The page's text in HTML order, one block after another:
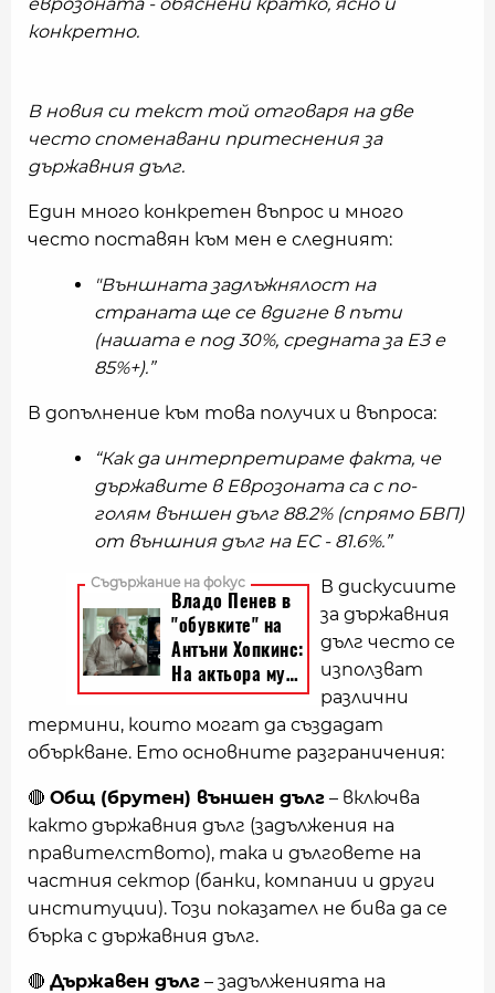
конкретно.
В новия си текст той отговаря на две
често споменавани притеснения за
държавния дълг.
Един много конкретен въпрос и много
често поставян към мен е следният:
"Външната задлъжнялост на
страната ще се вдигне в пъти
(нашата е под 30%, средната за ЕЗ е
85%+).”
В допълнение към това получих и въпроса:
“Как да интерпретираме факта, че
държавите в Еврозоната са с по-
голям външен дълг 88.2% (спрямо БВП)
от външния дълг на ЕС - 81.6%.”
В дискусиите
за държавния
дълг често се
използват
различни
термини, които могат да създадат
объркване. Ето основните разграничения:
🔴 Общ (брутен) външен дълг – включва
както държавния дълг (задължения на
правителството), така и дълговете на
частния сектор (банки, компании и други
институции). Този показател не бива да се
бърка с държавния дълг.
🔴 Държавен дълг – задълженията на